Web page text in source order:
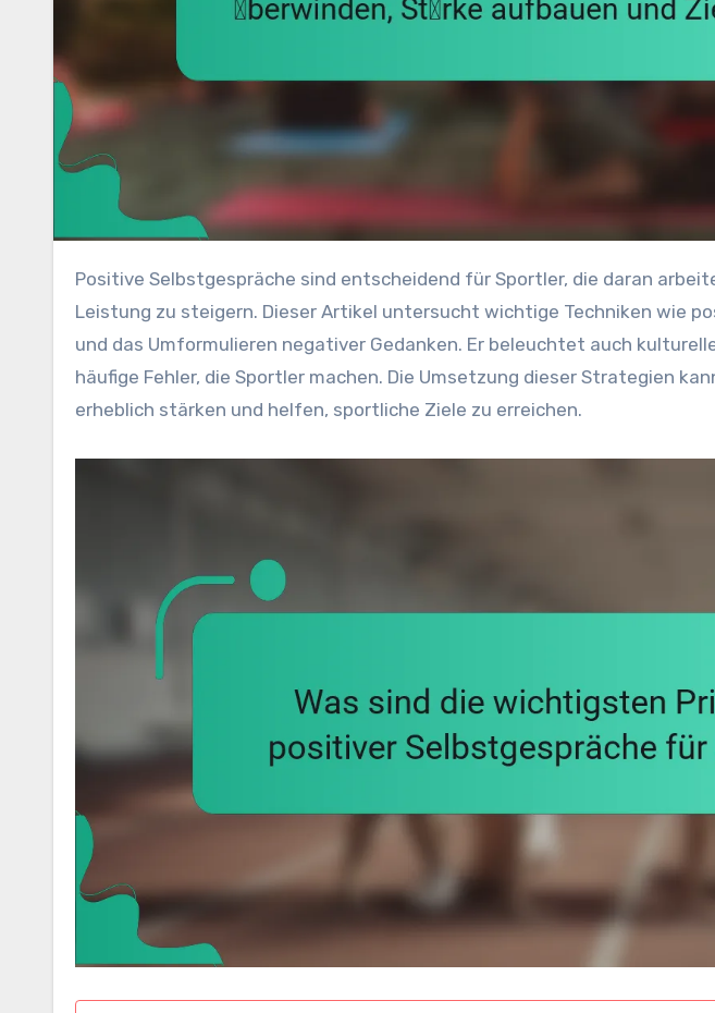
Positive Selbstgespräche sind entscheidend für Sportler, die daran arbeiten, Zweifel zu überwinden und ihre
Leistung zu steigern. Dieser Artikel untersucht wichtige Techniken wie
und das Umformulieren negativer Gedanken. Er beleuchtet auch
häufige Fehler, die Sportler machen. Die Umsetzung dieser Strategien
erheblich stärken und helfen, sportliche Ziele zu erreichen.